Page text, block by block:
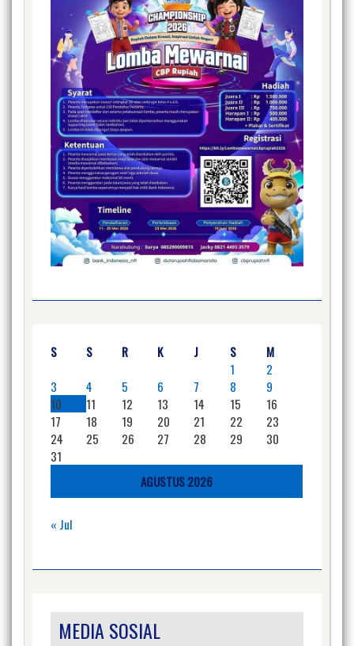
AGUSTUS 2026
S S R K J S
M
1
2
3
4 5 6 7 8
9
10
11 12 13 14 15
16
17
18 19 20 21 22
23
24
25 26 27 28 29
30
31
« Jul
MEDIA SOSIAL